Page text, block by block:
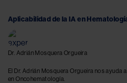
Aplicabilidad de la IA en
Dr. Adrián Mosquera Orgueira
El Dr. Adrián Mosquera Orgueira nos ayuda
en Oncohematología.